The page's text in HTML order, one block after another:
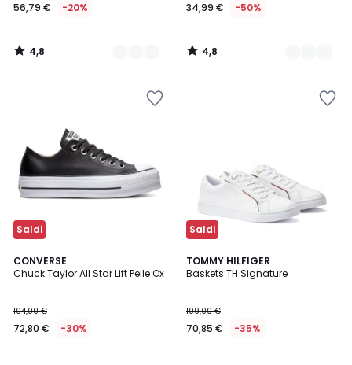
56,79 € -20%
4,8
/
34,99 € -50%
4,8
/
Saldi
CONVERSE
Chuck Taylor All Star Lift Pelle Ox
104,00 €
72,80 € -30%
4,4
/ 5
Saldi
TOMMY HILFIGER
Baskets TH Signature
109,00 €
70,85 € -35%
5
/